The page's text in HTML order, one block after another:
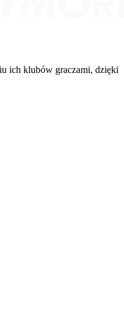
ich klubów graczami, dzięki